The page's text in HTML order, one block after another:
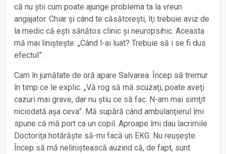
că nu ştii cum poate ajunge problema ta la vreun
angajator. Chiar şi când te căsătoreşti, îţi trebuie aviz de
la medic că eşti sănătos clinic şi neuropsihic. Aceasta
mă mai linișteşte: „Când l-ai luat? Trebuie să i se fi dus
efectul”.
Cam în jumătate de oră apare Salvarea. Încep să tremur
în timp ce le explic. „Vă rog să mă scuzaţi, poate aveţi
cazuri mai grave, dar nu știu ce să fac. N-am mai simţit
niciodată așa ceva”. Mă supără când ambulanţierul îmi
spune că mă port ca un copil. Aproape îmi dau lacrimile.
Doctoriţa hotărăşte să-mi facă un EKG. Nu reuşeşte.
Încep să mă neliniștească auzind că, de fapt, sunt